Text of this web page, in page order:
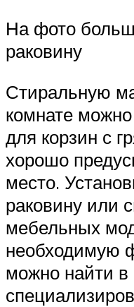
На фото
раковину
Стиральную
комнате
для корзин с
хорошо
место.
раковину или
мебельных
необходимую
можно найти в